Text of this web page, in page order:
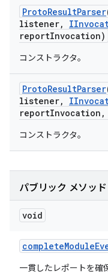
ProtoResultParser
listener,
reportInvocation)
コンストラクタ。
ProtoResultParser
listener,
reportInvocation ,
コンストラクタ。
パブリック メソッド
void
completeModule
一貫したレポートを確